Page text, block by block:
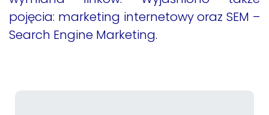
pojęcia: marketing internetowy oraz SEM –
Search Engine Marketing.